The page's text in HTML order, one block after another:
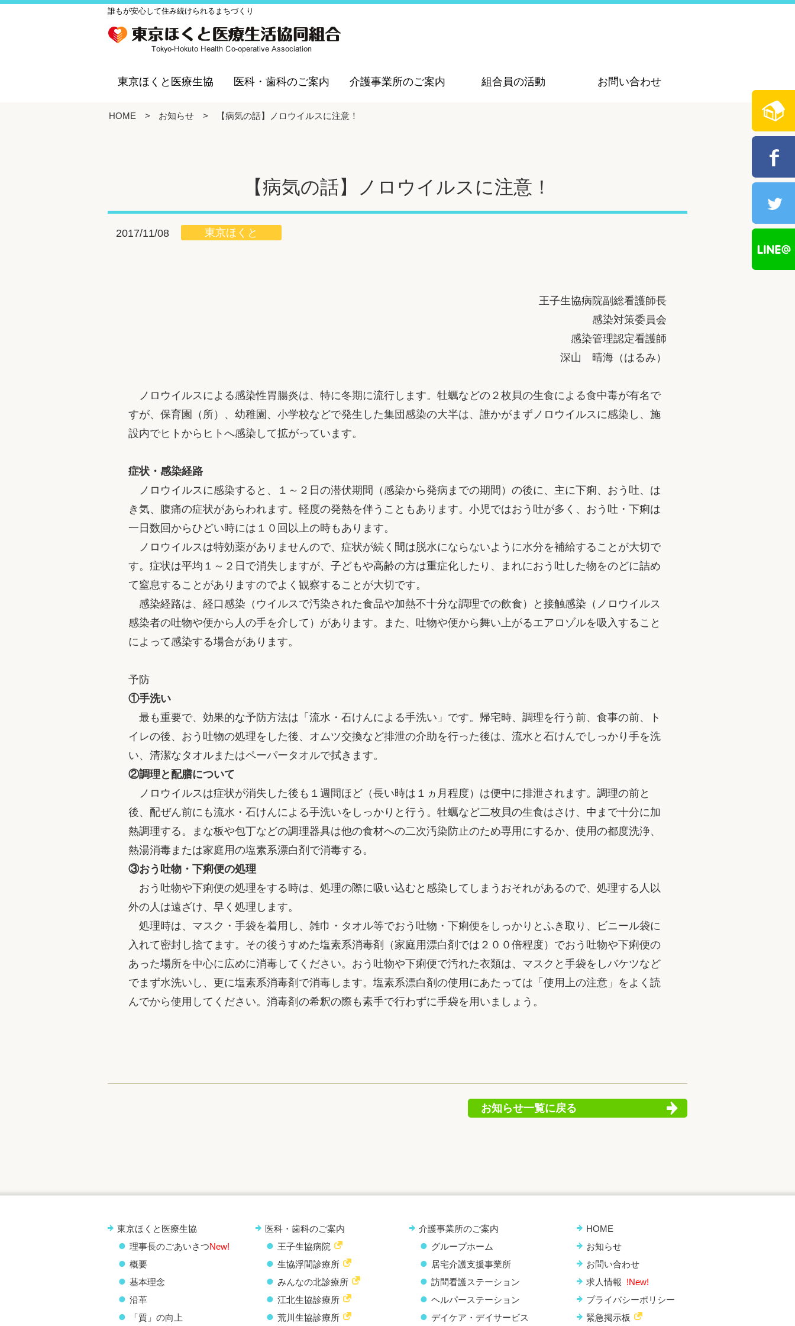
誰もが安心して住み続けられるまちづくり
東京ほくと医療生協 医科・歯科のご案内 介護事業所のご案内 組合員の活動 お問い合わせ
HOME > お知らせ > 【病気の話】ノロウイルスに注意！
【病気の話】ノロウイルスに注意！
2017/11/08 東京ほくと
王子生協病院副総看護師長
感染対策委員会
感染管理認定看護師
深山 晴海（はるみ）
ノロウイルスによる感染性胃腸炎は、特に冬期に流行します。牡蠣などの２枚貝の生食による食中毒が有名で
すが、保育園（所）、幼稚園、小学校などで発生した集団感染の大半は、誰かがまずノロウイルスに感染し、施
設内でヒトからヒトへ感染して拡がっています。
症状・感染経路
ノロウイルスに感染すると、１～２日の潜伏期間（感染から発病までの期間）の後に、主に下痢、おう吐、は
き気、腹痛の症状があらわれます。軽度の発熱を伴うこともあります。小児ではおう吐が多く、おう吐・下痢は
一日数回からひどい時には１０回以上の時もあります。
ノロウイルスは特効薬がありませんので、症状が続く間は脱水にならないように水分を補給することが大切で
す。症状は平均１～２日で消失しますが、子どもや高齢の方は重症化したり、まれにおう吐した物をのどに詰め
て窒息することがありますのでよく観察することが大切です。
感染経路は、経口感染（ウイルスで汚染された食品や加熱不十分な調理での飲食）と接触感染（ノロウイルス
感染者の吐物や便から人の手を介して）があります。また、吐物や便から舞い上がるエアロゾルを吸入すること
によって感染する場合があります。
予防
①手洗い
最も重要で、効果的な予防方法は「流水・石けんによる手洗い」です。帰宅時、調理を行う前、食事の前、ト
イレの後、おう吐物の処理をした後、オムツ交換など排泄の介助を行った後は、流水と石けんでしっかり手を洗
い、清潔なタオルまたはペーパータオルで拭きます。
②調理と配膳について
ノロウイルスは症状が消失した後も１週間ほど（長い時は１ヵ月程度）は便中に排泄されます。調理の前と
後、配ぜん前にも流水・石けんによる手洗いをしっかりと行う。牡蠣など二枚貝の生食はさけ、中まで十分に加
熱調理する。まな板や包丁などの調理器具は他の食材への二次汚染防止のため専用にするか、使用の都度洗浄、
熱湯消毒または家庭用の塩素系漂白剤で消毒する。
③おう吐物・下痢便の処理
おう吐物や下痢便の処理をする時は、処理の際に吸い込むと感染してしまうおそれがあるので、処理する人以
外の人は遠ざけ、早く処理します。
処理時は、マスク・手袋を着用し、雑巾・タオル等でおう吐物・下痢便をしっかりとふき取り、ビニール袋に
入れて密封し捨てます。その後うすめた塩素系消毒剤（家庭用漂白剤では２００倍程度）でおう吐物や下痢便の
あった場所を中心に広めに消毒してください。おう吐物や下痢便で汚れた衣類は、マスクと手袋をしバケツなど
でまず水洗いし、更に塩素系消毒剤で消毒します。塩素系漂白剤の使用にあたっては「使用上の注意」をよく読
んでから使用してください。消毒剤の希釈の際も素手で行わずに手袋を用いましょう。
お知らせ一覧に戻る
東京ほくと医療生協
理事長のごあいさつNew!
概要
基本理念
沿革
「質」の向上
医科・歯科のご案内
王子生協病院
生協浮間診療所
みんなの北診療所
江北生協診療所
荒川生協診療所
介護事業所のご案内
グループホーム
居宅介護支援事業所
訪問看護ステーション
ヘルパーステーション
デイケア・デイサービス
HOME
お知らせ
お問い合わせ
求人情報 !New!
プライバシーポリシー
緊急掲示板